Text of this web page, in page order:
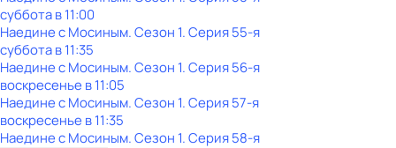
субботав11:00
Наедине с Мосиным. Сезон 1. Серия 55-я
субботав11:35
Наедине с Мосиным. Сезон 1. Серия 56-я
воскресенье в11:05
Наедине с Мосиным. Сезон 1. Серия 57-я
воскресенье в11:35
Наедине с Мосиным. Сезон 1. Серия 58-я